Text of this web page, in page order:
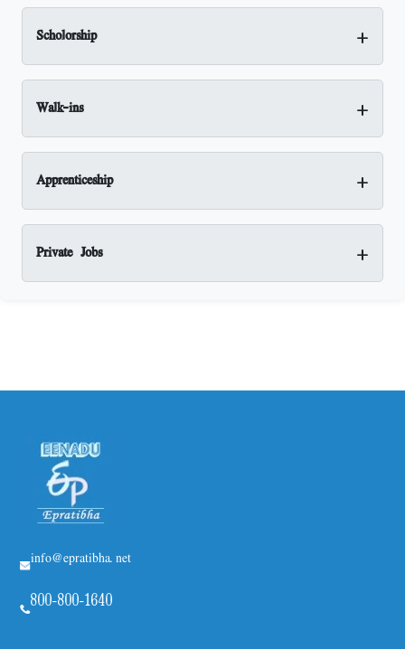
Scholorship +
Walk-ins +
Apprenticeship +
Private Jobs +
info@epratibha.net
800-800-1640